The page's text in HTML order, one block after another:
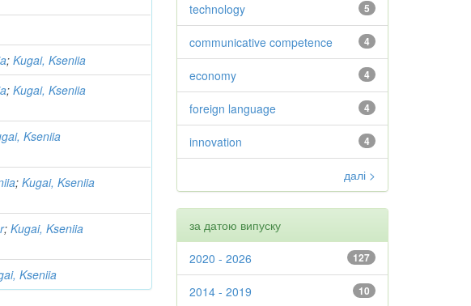
;Kugai, Kseniia
;Kugai, Kseniia
Kseniia
;Kugai, Kseniia
;Kugai, Kseniia
Kseniia
5
technology
4
communicative competence
4
economy
4
foreign language
4
innovation
далі >
за датою випуску
127
2020 - 2026
10
2014 - 2019